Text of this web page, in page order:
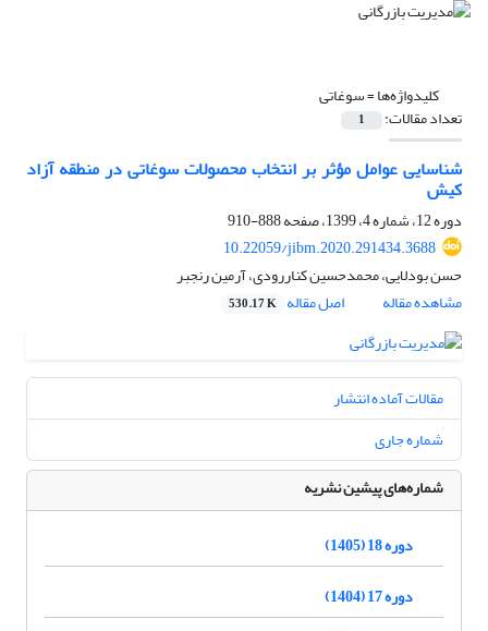
کلیدواژه‌ها =سوغاتی
تعداد مقالات: 1
شناسایی عوامل مؤثر بر انتخاب محصولات سوغاتی در منطقه آزاد
کیش
دوره 12، شماره 4، 1399، صفحه
888-910
10.22059/jibm.2020.291434.3688
حسن بودلایی، محمدحسین کناررودی، آرمین رنجبر
مشاهده مقاله
اصل مقاله 530.17 K
مقالات آماده انتشار
شماره جاری
شماره‌های پیشین نشریه
دوره 18 (1405)
دوره 17 (1404)